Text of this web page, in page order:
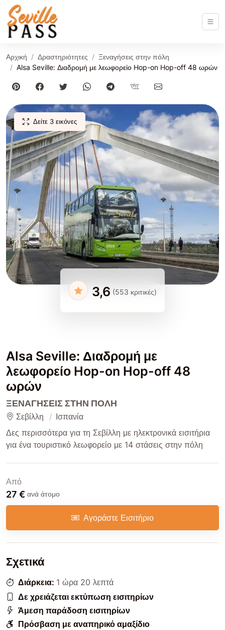
Αρχική Δραστηριότητες
Ξεναγήσεις στην πόλη
Alsa Seville: Διαδρομή με λεωφορείο Hop-on Hop-off 48 ωρών
Δείτε 3 εικόνες
3,6 (553 κριτικές)
Alsa Seville: Διαδρομή με
λεωφορείο Hop-on Hop-off 48
ωρών
ΞΕΝΑΓΉΣΕΙΣ ΣΤΗΝ ΠΌΛΗ
Σεβίλλη
Ισπανία
Δες περισσότερα για τη Σεβίλλη με ηλεκτρονικά εισιτήρια
για ένα τουριστικό λεωφορείο με 14 στάσεις στην πόλη
Από
27 € ανά άτομο
Αγοράστε Εισιτήριο
Σχετικά
Διάρκεια: 1 ώρα 20 λεπτά
Δε χρειάζεται εκτύπωση εισιτηρίων
Άμεση παράδοση εισιτηρίων
Πρόσβαση με αναπηρικό αμαξίδιο